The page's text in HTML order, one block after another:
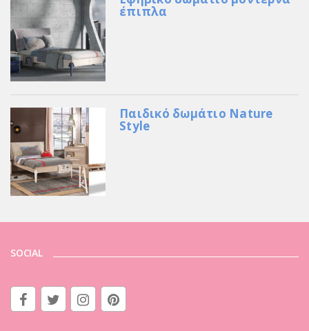
έπιπλα
Παιδικό δωμάτιο Nature
Style
SOCIAL